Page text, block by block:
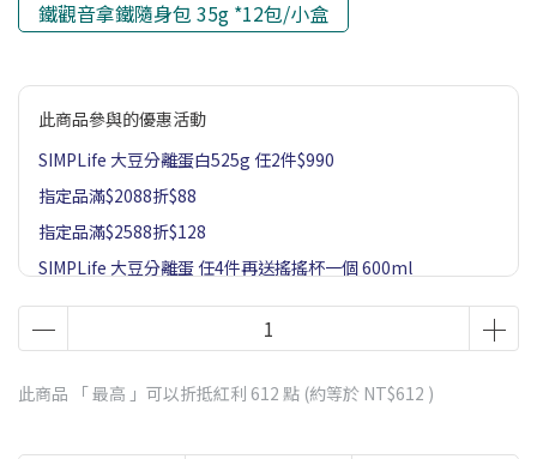
鐵觀音拿鐵隨身包 35g *12包/小盒
此商品參與的優惠活動
SIMPLife 大豆分離蛋白525g 任2件$990
指定品滿$2088折$88
指定品滿$2588折$128
SIMPLife 大豆分離蛋 任4件再送搖搖杯一個 600ml
此商品 「 最高 」可以折抵紅利 612 點 (約等於 NT$612 )